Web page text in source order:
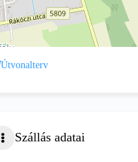
Útvonalterv
Szállás adatai